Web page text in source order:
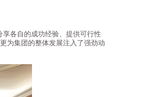
各自的成功经验、提供可行性
为集团的整体发展注入了强劲动